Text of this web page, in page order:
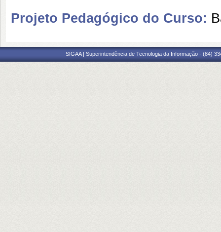
Projeto Pedagógico do Curso:
SIGAA | Superintendência de Tecnologia da Informação - (84)